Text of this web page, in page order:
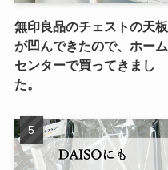
無印良品のチェストの天板
が凹んできたので、ホーム
センターで買ってきまし
た。